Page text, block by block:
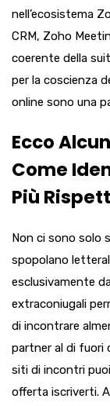
nell’ecosistema
CRM, Zoho
coerente della
per la coscienza
online sono una
Ecco
Come
Più
Non ci sono solo
spopolano
esclusivamente
extraconiugali
di incontrare
partner al di fuori
siti di incontri
offerta iscriverti.